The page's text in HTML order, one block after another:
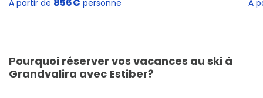
À partir de 856€ personne
À
Pourquoi réserver vos vacances au ski à
Grandvalira avec Estiber?